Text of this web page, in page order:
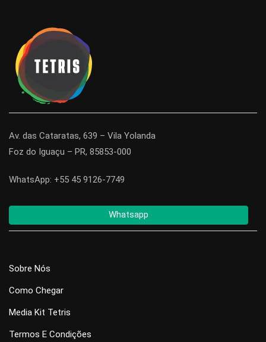
Av. das Cataratas, 639 – Vila Yolanda
Foz do Iguaçu – PR, 85853-000
WhatsApp: +55 45 9126-7749
Whatsapp
Sobre Nós
Como Chegar
Media Kit Tetris
Termos E Condições